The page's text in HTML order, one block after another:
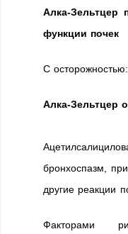
Алка-Зельтцер
функции почек
С
Алка-Зельтцер
бронхоспазм,
другие реакции
Факторами